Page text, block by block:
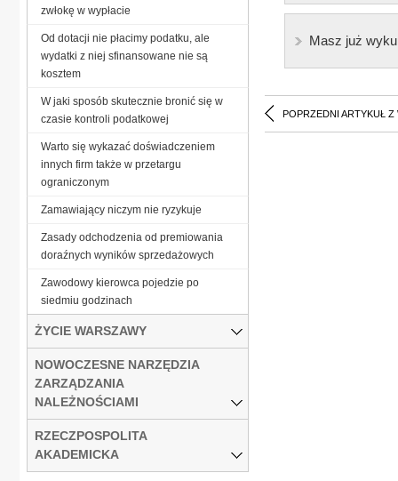
Masz już
POPRZEDNI ARTYKUŁ Z
zwłokę w wypłacie
Od dotacji nie płacimy podatku, ale
wydatki z niej sfinansowane nie są
kosztem
W jaki sposób skutecznie bronić się w
czasie kontroli podatkowej
Warto się wykazać doświadczeniem
innych firm także w przetargu
ograniczonym
Zamawiający niczym nie ryzykuje
Zasady odchodzenia od premiowania
doraźnych wyników sprzedażowych
Zawodowy kierowca pojedzie po
siedmiu godzinach
ŻYCIE WARSZAWY
NOWOCZESNE NARZĘDZIA
ZARZĄDZANIA
NALEŻNOŚCIAMI
RZECZPOSPOLITA
AKADEMICKA